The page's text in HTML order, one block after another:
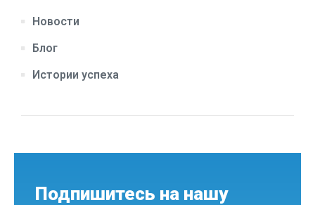
Новости
Блог
Истории успеха
Подпишитесь на нашу